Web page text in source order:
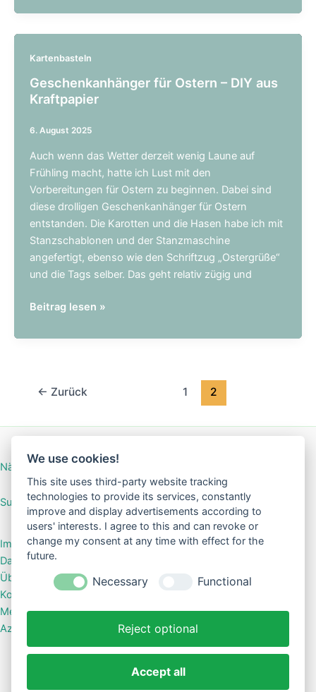
Mini-
Börse
nähen
Kartenbasteln
Geschenkanhänger für Ostern – DIY aus
Kraftpapier
6. August 2025
Auch wenn das Wetter derzeit wenig Laune auf
Frühling macht, hatte ich Lust mit den
Vorbereitungen für Ostern zu beginnen. Dabei sind
diese drolligen Geschenkanhänger für Ostern
entstanden. Die Karotten und die Hasen habe ich mit
Stanzschablonen und der Stanzmaschine
angefertigt, ebenso wie den Schriftzug „Ostergrüße“
und die Tags selber. Das geht relativ zügig und
Geschenkanhänger
Ostern
aus
Beitrag lesen »
← Zurück 1 2
Nähanleitung Mini-Börse
SuGar Design Shop
Impressum
Datenschutzerklärung
Über mich
Kontakt
Meine Shops bei Kasuwa
Azoo – das Shopsystem für kreative Labels
We use cookies!
This site uses third-party website tracking
technologies to provide its services, constantly
improve and display advertisements according to
users' interests. I agree to this and can revoke or
change my consent at any time with effect for the
future.
Necessary Functional
Reject optional
Accept all